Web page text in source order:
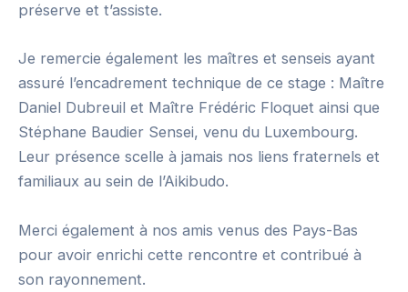
préserve et t’assiste.
Je remercie également les maîtres et senseis ayant
assuré l’encadrement technique de ce stage : Maître
Daniel Dubreuil et Maître Frédéric Floquet ainsi que
Stéphane Baudier Sensei, venu du Luxembourg.
Leur présence scelle à jamais nos liens fraternels et
familiaux au sein de l’Aikibudo.
Merci également à nos amis venus des Pays-Bas
pour avoir enrichi cette rencontre et contribué à
son rayonnement.